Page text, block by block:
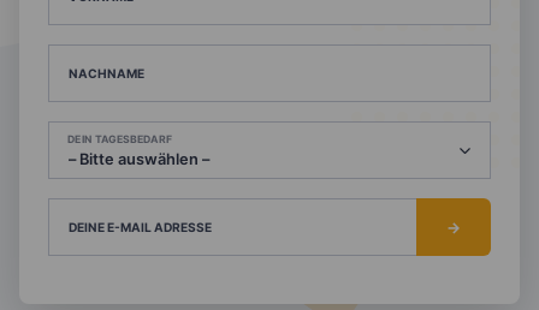
NACHNAME
DEIN TAGESBEDARF
DEINE E-MAIL ADRESSE